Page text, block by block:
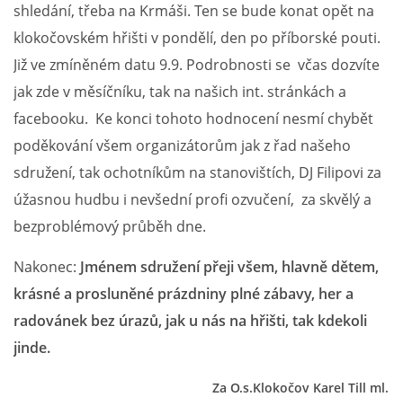
shledání, třeba na Krmáši. Ten se bude konat opět na
klokočovském hřišti v pondělí, den po příborské pouti.
Již ve zmíněném datu 9.9. Podrobnosti se včas dozvíte
jak zde v měsíčníku, tak na našich int. stránkách a
facebooku. Ke konci tohoto hodnocení nesmí chybět
poděkování všem organizátorům jak z řad našeho
sdružení, tak ochotníkům na stanovištích, DJ Filipovi za
úžasnou hudbu i nevšední profi ozvučení, za skvělý a
bezproblémový průběh dne.
Nakonec: Jménem sdružení přeji všem, hlavně dětem,
krásné a prosluněné prázdniny plné zábavy, her a
radovánek bez úrazů, jak u nás na hřišti, tak kdekoli
jinde.
Za O.s.Klokočov Karel Till ml.